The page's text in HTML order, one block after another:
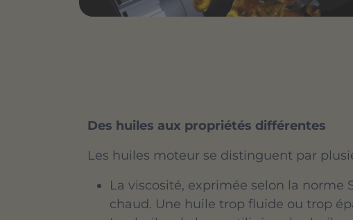
Des huiles aux propriétés différentes
Les huiles moteur se distinguent par
La viscosité, exprimée selon la norme
chaud. Une huile trop fluide ou trop